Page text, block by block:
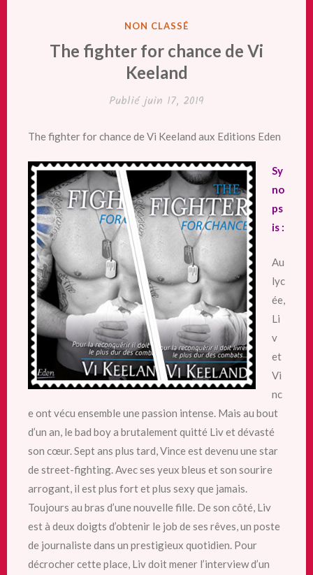
Halle »
PUBLIÉ
NON CLASSÉ
The fighter for chance de Vi
Keeland
Publiéjuin 17, 2019
The fighter for chance de Vi Keeland aux Editions Eden
Sy
no
ps
is :
Au
lyc
ée,
Li
v
et
Vi
nc
e ont vécu ensemble une passion intense. Mais au bout
d’un an, le bad boy a brutalement quitté Liv et dévasté
son cœur. Sept ans plus tard, Vince est devenu une star
de street-fighting. Avec ses yeux bleus et son sourire
arrogant, il est plus fort et plus sexy que jamais.
Toujours au bras d’une nouvelle fille. De son côté, Liv
est à deux doigts d’obtenir le job de ses rêves, un poste
de journaliste dans un prestigieux quotidien. Pour
décrocher cette place, Liv doit mener l’interview d’un